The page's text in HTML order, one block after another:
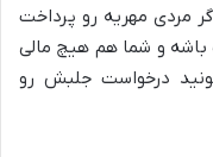
مردی مهریه رو پرداخت
باشه و شما هم هیچ مالی
درخواست جلبش رو